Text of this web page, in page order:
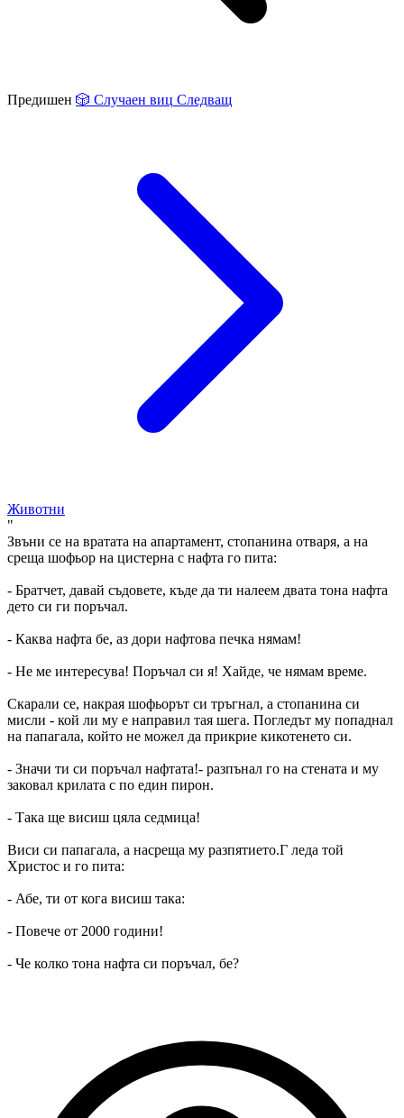
Предишен 🎲 Случаен виц Следващ
Животни
"
Звъни се на вратата на апартамент, стопанина отваря, а на
среща шофьор на цистерна с нафта го пита:
- Братчет, давай съдовете, къде да ти налеем двата тона нафта
дето си ги поръчал.
- Каква нафта бе, аз дори нафтова печка нямам!
- Не ме интересува! Поръчал си я! Хайде, че нямам време.
Скарали се, накрая шофьорът си тръгнал, а стопанина си
мисли - кой ли му е направил тая шега. Погледът му попаднал
на папагала, който не можел да прикрие кикотенето си.
- Значи ти си поръчал нафтата!- разпънал го на стената и му
заковал крилата с по един пирон.
- Така ще висиш цяла седмица!
Виси си папагала, а насреща му разпятието.Г леда той
Христос и го пита:
- Абе, ти от кога висиш така:
- Повече от 2000 години!
- Че колко тона нафта си поръчал, бе?